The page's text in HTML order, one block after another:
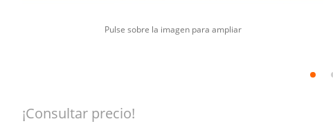
Pulse sobre la imagen para ampliar
¡Consultar precio!